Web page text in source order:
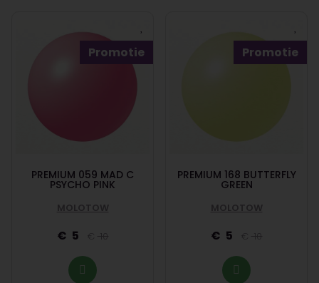
Promotie
PREMIUM 059 MAD C
PSYCHO PINK
MOLOTOW
5 10
Promotie
PREMIUM 168 BUTTERFLY
GREEN
MOLOTOW
5 10